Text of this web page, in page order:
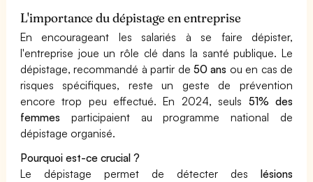
L'importance du dépistage en entreprise
En encourageant les salariés à se faire dépister,
l'entreprise joue un rôle clé dans la santé publique. Le
dépistage, recommandé à partir de 50 ans ou en cas de
risques spécifiques, reste un geste de prévention
encore trop peu effectué. En 2024, seuls 51% des
femmes participaient au programme national de
dépistage organisé.
Pourquoi est-ce crucial ?
Le dépistage permet de détecter des lésions